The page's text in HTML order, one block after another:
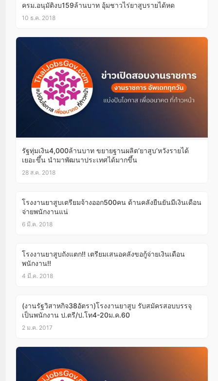
ครม.อนุมัติงบ159ล้านบาท อุ้มชาวไร่ยาสูบรายได้หด
10 ธ.ค. 2018
รัฐทุ่มเงิน4,000ล้านบาท ขยายฐานผลิต’ยาสูบ’หวังรายได้
เยอะขึ้น นำมาพัฒนาประเทศได้มากขึ้น
28 ส.ค. 2018
โรงงานยาสูบเตรียมจ้างออก500คน ด้านคลังยืนยันมีเงินเดือน
จ่ายพนักงานแน่
6 มี.ค. 2018
โรงงานยาสูบถังแตก!! เตรียมเสนอคลังขอกู้จ่ายเงินเดือน
พนักงาน!!
4 มี.ค. 2018
(งานรัฐวิสาหกิจ38อัตรา)โรงงานยาสูบ รับสมัครสอบบรรจุ
เป็นพนักงาน ป.ตรี/ป.โท4-20ม.ค.60
2 ม.ค. 2017